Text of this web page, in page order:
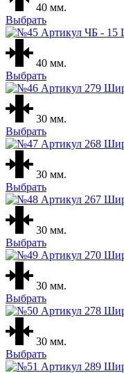
40 мм.
Выбрать
40 мм.
Выбрать
30 мм.
Выбрать
30 мм.
Выбрать
30 мм.
Выбрать
30 мм.
Выбрать
30 мм.
Выбрать